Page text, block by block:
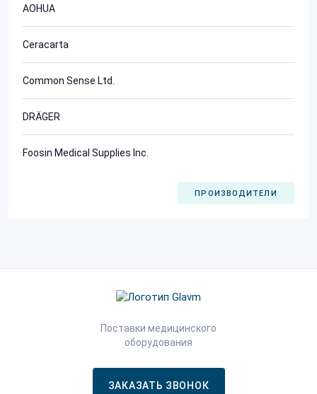
AOHUA
Ceracarta
Common Sense Ltd.
DRÄGER
Foosin Medical Supplies Inc.
ПРОИЗВОДИТЕЛИ
Поставки медицинского
оборудования
ЗАКАЗАТЬ ЗВОНОК